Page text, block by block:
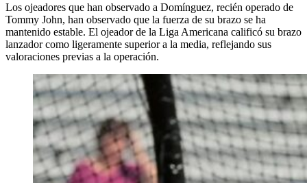
Los ojeadores que han observado a Domínguez, recién operado de
Tommy John, han observado que la fuerza de su brazo se ha
mantenido estable. El ojeador de la Liga Americana calificó su brazo
lanzador como ligeramente superior a la media, reflejando sus
valoraciones previas a la operación.